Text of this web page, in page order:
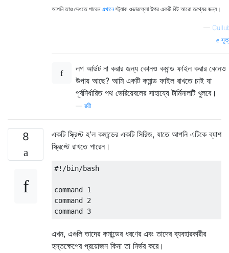
আপনি তাও দেখতে পারেনএখানেস্ট্যাক ওভারফ্লো উপর একটি বিট আরো তথ্যের জন্য।
—
লগ আউট না করার জন্য কোনও কমান্ড ফাইল করার কোনও
উপায় আছে? আমি একটি কমান্ড ফাইল রাখতে চাই যা
পূর্বনির্ধারিত পথ ভেরিয়েবলের সাহায্যে টার্মিনালটি খুলবে।
রয়ী
8
একটি স্ক্রিপ্ট হ'ল কমান্ডের একটি সিরিজ, যাতে আপনি এটিকে ব্যাশ
স্ক্রিপ্টে রাখতে পারেন।
#!/bin/bash
command 1
command 2
command 3
এখন, এগুলি তাদের কমান্ডের ধরণের এবং তাদের ব্যবহারকারীর
হস্তক্ষেপের প্রয়োজন কিনা তা নির্ভর করে।